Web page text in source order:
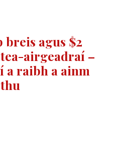
agus $2
airgeadraí –
a raibh a ainm